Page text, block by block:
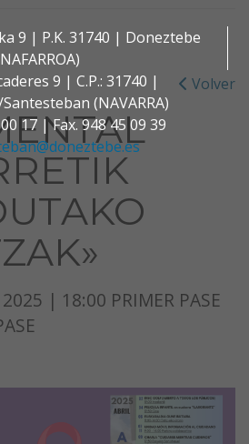
9 | P.K. 31740 | Doneztebe
9 | C.P.: 31740 |
(NAVARRA)
17 | Fax. 948 45 09 39
Volver
| 18:00 PRIMER PASE